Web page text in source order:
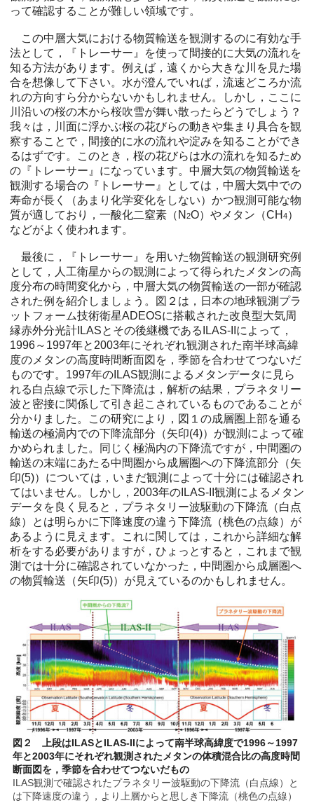
って確認することが難しい領域です。
この中層大気における物質輸送を観測するのに有効な手
法として，『トレーサー』を使って間接的に大気の流れを
知る方法があります。例えば，遠くから大きな川を見た場
合を想像して下さい。水が澄んでいれば，流速どころか流
れの方向すら分からないかもしれません。しかし，ここに
川沿いの桜の木から桜吹雪が舞い散ったらどうでしょう？
我々は，川面に浮かぶ桜の花びらの動きや集まり具合を観
察することで，間接的に水の流れや淀みを知ることができ
るはずです。このとき，桜の花びらは水の流れを知るため
の『トレーサー』になっています。中層大気の物質輸送を
観測する場合の『トレーサー』としては，中層大気中での
寿命が長く（あまり化学変化をしない）かつ観測可能な物
質が適しており，一酸化二窒素（N 2O）やメタン（CH 4）
などがよく使われます。
最後に，『トレーサー』を用いた物質輸送の観測研究例
として，人工衛星からの観測によって得られたメタンの高
度分布の時間変化から，中層大気の物質輸送の一部が確認
された例を紹介しましょう。図２は，日本の地球観測プラ
ットフォーム技術衛星ADEOSに搭載された改良型大気周
縁赤外分光計ILASとその後継機であるILAS-IIによって，
1996～1997年と2003年にそれぞれ観測された南半球高緯
度のメタンの高度時間断面図を，季節を合わせてつないだ
ものです。1997年のILAS観測によるメタンデータに見ら
れる白点線で示した下降流は，解析の結果，プラネタリー
波と密接に関係して引き起こされているものであることが
分かりました。この研究により，図１の成層圏上部を通る
輸送の極渦内での下降流部分（矢印(4)）が観測によって確
かめられました。同じく極渦内の下降流ですが，中間圏の
輸送の末端にあたる中間圏から成層圏への下降流部分（矢
印(5)）については，いまだ観測によって十分には確認され
てはいません。しかし，2003年のILAS-II観測によるメタン
データを良く見ると，プラネタリー波駆動の下降流（白点
線）とは明らかに下降速度の違う下降流（桃色の点線）が
あるように見えます。これに関しては，これから詳細な解
析をする必要がありますが，ひょっとすると，これまで観
測では十分に確認されていなかった，中間圏から成層圏へ
の物質輸送（矢印(5)）が見えているのかもしれません。
図２ 上段はILASとILAS-IIによって南半球高緯度で1996～1997
年と2003年にそれぞれ観測されたメタンの体積混合比の高度時間
断面図を，季節を合わせてつないだもの
ILAS観測で確認されたプラネタリー波駆動の下降流（白点線）と
は下降速度の違う，より上層からと思しき下降流（桃色の点線）